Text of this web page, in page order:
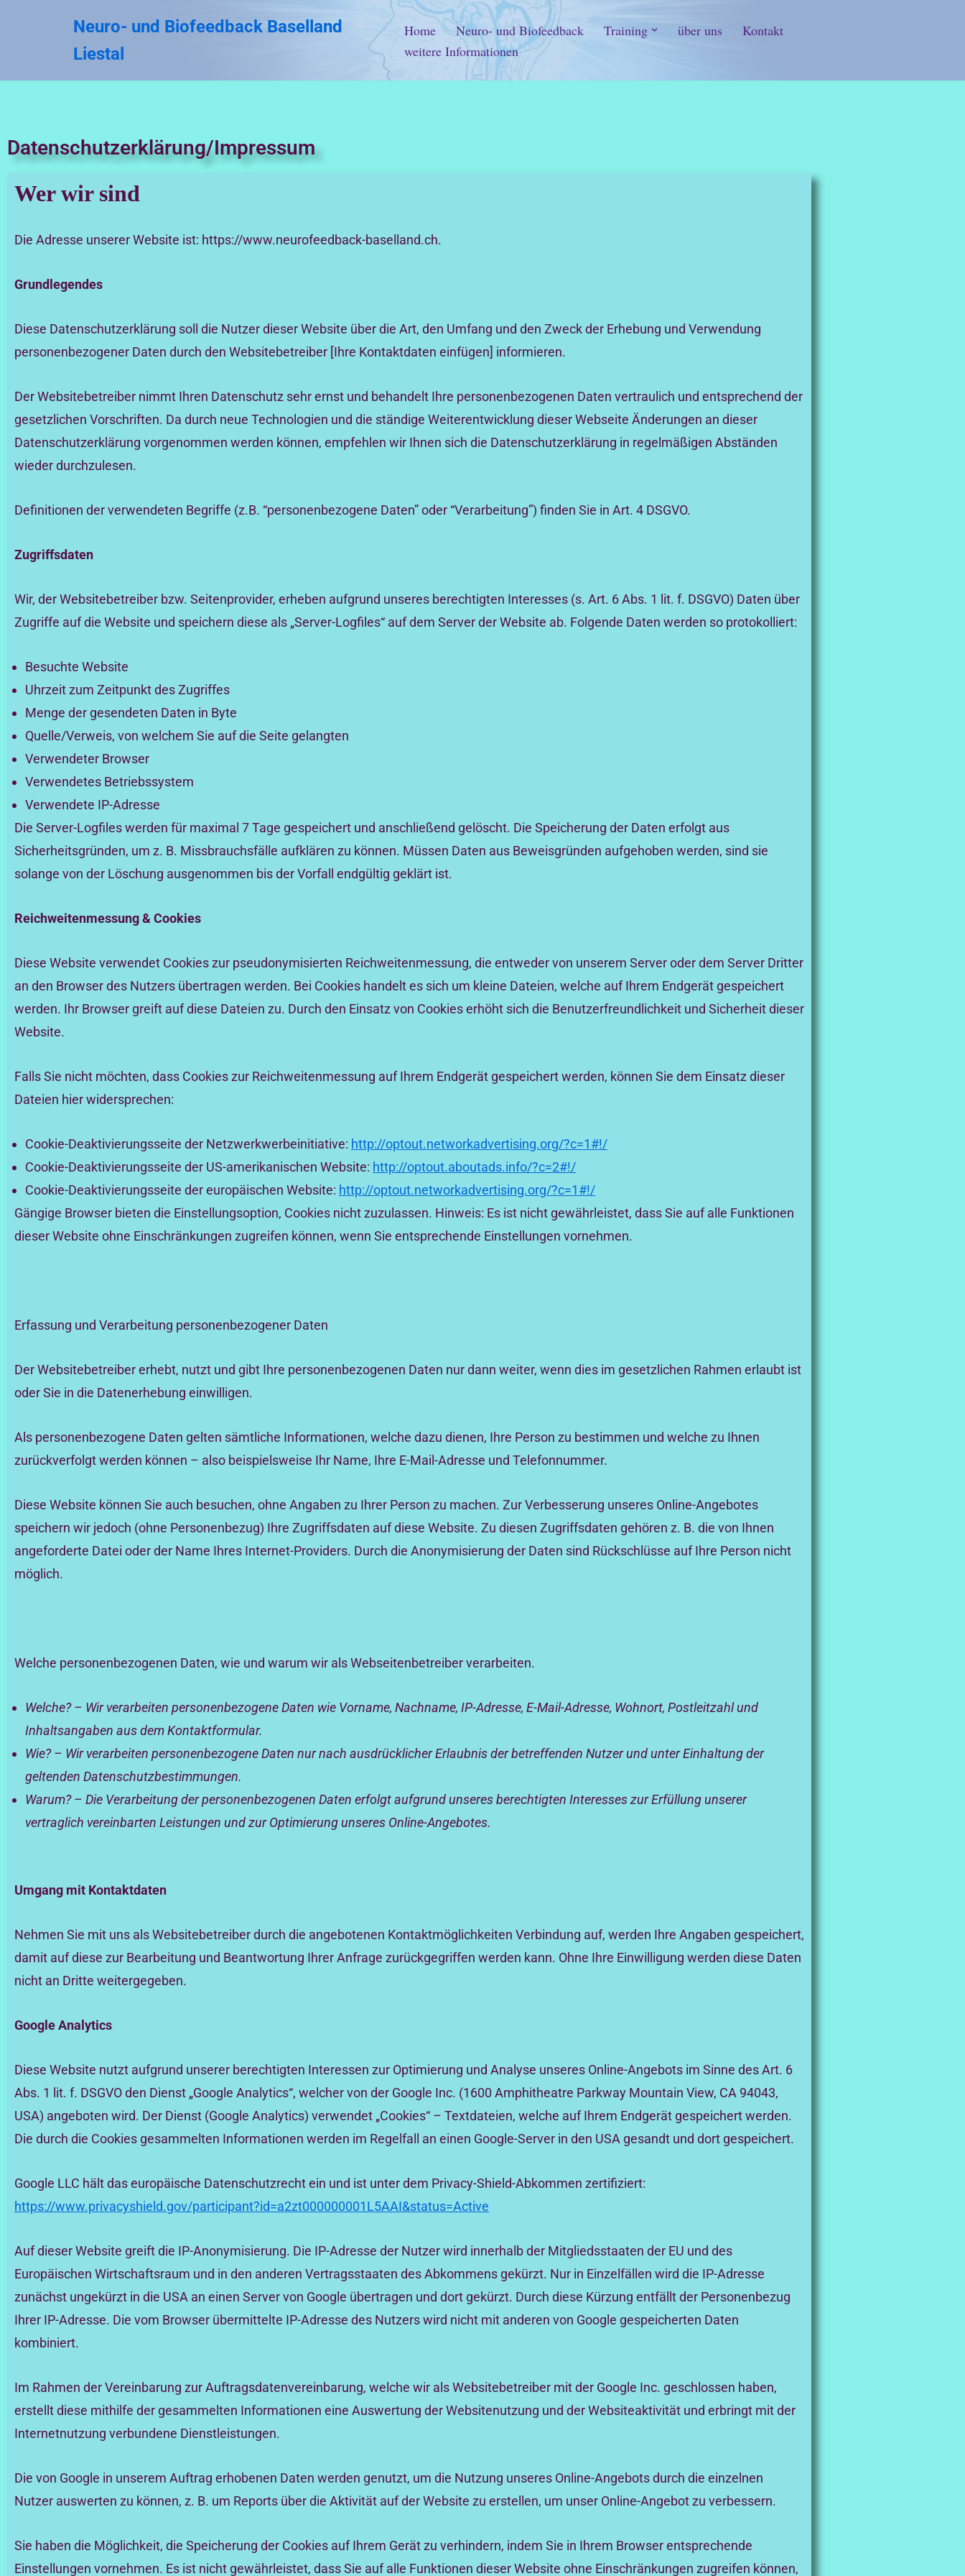
Neuro- und Biofeedback Baselland
Liestal
Home Neuro- und Biofeedback Training über uns
Kontakt
weitere Informationen
Datenschutzerklärung/Impressum
Wer wir sind
Die Adresse unserer Website ist: https://www.neurofeedback-baselland.ch.
Grundlegendes
Diese Datenschutzerklärung soll die Nutzer dieser Website über die Art, den Umfang und den Zweck der Erhebung und Verwendung
personenbezogener Daten durch den Websitebetreiber [Ihre Kontaktdaten einfügen] informieren.
Der Websitebetreiber nimmt Ihren Datenschutz sehr ernst und behandelt Ihre personenbezogenen Daten vertraulich und entsprechend der
gesetzlichen Vorschriften. Da durch neue Technologien und die ständige Weiterentwicklung dieser Webseite Änderungen an dieser
Datenschutzerklärung vorgenommen werden können, empfehlen wir Ihnen sich die Datenschutzerklärung in regelmäßigen Abständen
wieder durchzulesen.
Definitionen der verwendeten Begriffe (z.B. “personenbezogene Daten” oder “Verarbeitung”) finden Sie in Art. 4 DSGVO.
Zugriffsdaten
Wir, der Websitebetreiber bzw. Seitenprovider, erheben aufgrund unseres berechtigten Interesses (s. Art. 6 Abs. 1 lit. f. DSGVO) Daten über
Zugriffe auf die Website und speichern diese als „Server-Logfiles“ auf dem Server der Website ab. Folgende Daten werden so protokolliert:
Besuchte Website
Uhrzeit zum Zeitpunkt des Zugriffes
Menge der gesendeten Daten in Byte
Quelle/Verweis, von welchem Sie auf die Seite gelangten
Verwendeter Browser
Verwendetes Betriebssystem
Verwendete IP-Adresse
Die Server-Logfiles werden für maximal 7 Tage gespeichert und anschließend gelöscht. Die Speicherung der Daten erfolgt aus
Sicherheitsgründen, um z. B. Missbrauchsfälle aufklären zu können. Müssen Daten aus Beweisgründen aufgehoben werden, sind sie
solange von der Löschung ausgenommen bis der Vorfall endgültig geklärt ist.
Reichweitenmessung & Cookies
Diese Website verwendet Cookies zur pseudonymisierten Reichweitenmessung, die entweder von unserem Server oder dem Server Dritter
an den Browser des Nutzers übertragen werden. Bei Cookies handelt es sich um kleine Dateien, welche auf Ihrem Endgerät gespeichert
werden. Ihr Browser greift auf diese Dateien zu. Durch den Einsatz von Cookies erhöht sich die Benutzerfreundlichkeit und Sicherheit dieser
Website.
Falls Sie nicht möchten, dass Cookies zur Reichweitenmessung auf Ihrem Endgerät gespeichert werden, können Sie dem Einsatz dieser
Dateien hier widersprechen:
Cookie-Deaktivierungsseite der Netzwerkwerbeinitiative: http://optout.networkadvertising.org/?c=1#!/
Cookie-Deaktivierungsseite der US-amerikanischen Website: http://optout.aboutads.info/?c=2#!/
Cookie-Deaktivierungsseite der europäischen Website: http://optout.networkadvertising.org/?c=1#!/
Gängige Browser bieten die Einstellungsoption, Cookies nicht zuzulassen. Hinweis: Es ist nicht gewährleistet, dass Sie auf alle Funktionen
dieser Website ohne Einschränkungen zugreifen können, wenn Sie entsprechende Einstellungen vornehmen.
Erfassung und Verarbeitung personenbezogener Daten
Der Websitebetreiber erhebt, nutzt und gibt Ihre personenbezogenen Daten nur dann weiter, wenn dies im gesetzlichen Rahmen erlaubt ist
oder Sie in die Datenerhebung einwilligen.
Als personenbezogene Daten gelten sämtliche Informationen, welche dazu dienen, Ihre Person zu bestimmen und welche zu Ihnen
zurückverfolgt werden können – also beispielsweise Ihr Name, Ihre E-Mail-Adresse und Telefonnummer.
Diese Website können Sie auch besuchen, ohne Angaben zu Ihrer Person zu machen. Zur Verbesserung unseres Online-Angebotes
speichern wir jedoch (ohne Personenbezug) Ihre Zugriffsdaten auf diese Website. Zu diesen Zugriffsdaten gehören z. B. die von Ihnen
angeforderte Datei oder der Name Ihres Internet-Providers. Durch die Anonymisierung der Daten sind Rückschlüsse auf Ihre Person nicht
möglich.
Welche personenbezogenen Daten, wie und warum wir als Webseitenbetreiber verarbeiten.
Welche? – Wir verarbeiten personenbezogene Daten wie Vorname, Nachname, IP-Adresse, E-Mail-Adresse, Wohnort, Postleitzahl und
Inhaltsangaben aus dem Kontaktformular.
Wie? – Wir verarbeiten personenbezogene Daten nur nach ausdrücklicher Erlaubnis der betreffenden Nutzer und unter Einhaltung der
geltenden Datenschutzbestimmungen.
Warum? – Die Verarbeitung der personenbezogenen Daten erfolgt aufgrund unseres berechtigten Interesses zur Erfüllung unserer
vertraglich vereinbarten Leistungen und zur Optimierung unseres Online-Angebotes.
Umgang mit Kontaktdaten
Nehmen Sie mit uns als Websitebetreiber durch die angebotenen Kontaktmöglichkeiten Verbindung auf, werden Ihre Angaben gespeichert,
damit auf diese zur Bearbeitung und Beantwortung Ihrer Anfrage zurückgegriffen werden kann. Ohne Ihre Einwilligung werden diese Daten
nicht an Dritte weitergegeben.
Google Analytics
Diese Website nutzt aufgrund unserer berechtigten Interessen zur Optimierung und Analyse unseres Online-Angebots im Sinne des Art. 6
Abs. 1 lit. f. DSGVO den Dienst „Google Analytics“, welcher von der Google Inc. (1600 Amphitheatre Parkway Mountain View, CA 94043,
USA) angeboten wird. Der Dienst (Google Analytics) verwendet „Cookies“ – Textdateien, welche auf Ihrem Endgerät gespeichert werden.
Die durch die Cookies gesammelten Informationen werden im Regelfall an einen Google-Server in den USA gesandt und dort gespeichert.
Google LLC hält das europäische Datenschutzrecht ein und ist unter dem Privacy-Shield-Abkommen zertifiziert:
https://www.privacyshield.gov/participant?id=a2zt000000001L5AAI&status=Active
Auf dieser Website greift die IP-Anonymisierung. Die IP-Adresse der Nutzer wird innerhalb der Mitgliedsstaaten der EU und des
Europäischen Wirtschaftsraum und in den anderen Vertragsstaaten des Abkommens gekürzt. Nur in Einzelfällen wird die IP-Adresse
zunächst ungekürzt in die USA an einen Server von Google übertragen und dort gekürzt. Durch diese Kürzung entfällt der Personenbezug
Ihrer IP-Adresse. Die vom Browser übermittelte IP-Adresse des Nutzers wird nicht mit anderen von Google gespeicherten Daten
kombiniert.
Im Rahmen der Vereinbarung zur Auftragsdatenvereinbarung, welche wir als Websitebetreiber mit der Google Inc. geschlossen haben,
erstellt diese mithilfe der gesammelten Informationen eine Auswertung der Websitenutzung und der Websiteaktivität und erbringt mit der
Internetnutzung verbundene Dienstleistungen.
Die von Google in unserem Auftrag erhobenen Daten werden genutzt, um die Nutzung unseres Online-Angebots durch die einzelnen
Nutzer auswerten zu können, z. B. um Reports über die Aktivität auf der Website zu erstellen, um unser Online-Angebot zu verbessern.
Sie haben die Möglichkeit, die Speicherung der Cookies auf Ihrem Gerät zu verhindern, indem Sie in Ihrem Browser entsprechende
Einstellungen vornehmen. Es ist nicht gewährleistet, dass Sie auf alle Funktionen dieser Website ohne Einschränkungen zugreifen können,